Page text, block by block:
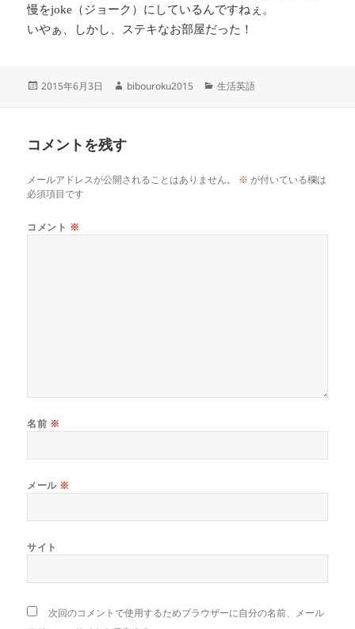
慢をjoke
（ジョーク）にしているんですねぇ。
いやぁ、しかし、ステキなお部屋だった！
投
2015年6月3日
作
bibouroku2015
カ
生活英語
コメントを残す
メールアドレスが公開されることはありません。 ※ が付いている欄は
必須項目です
コメント ※
名前 ※
メール ※
サイト
次回のコメントで使用するためブラウザーに自分の名前、メール